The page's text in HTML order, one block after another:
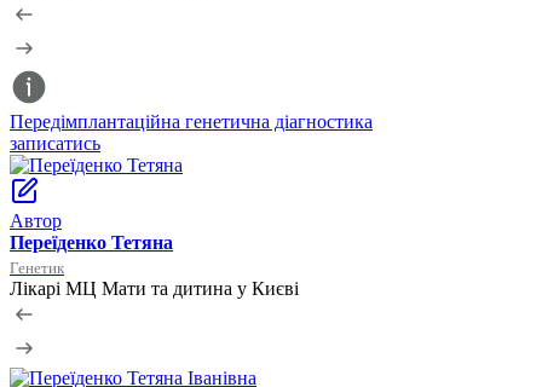
Передімплантаційна генетична діагностика
записатись
Автор
Переїденко Тетяна
Генетик
Лікарі МЦ Мати та дитина у Києві